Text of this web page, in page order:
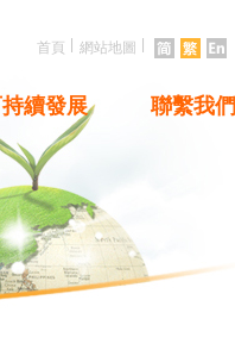
首頁 網站地圖
續發展 聯繫我們